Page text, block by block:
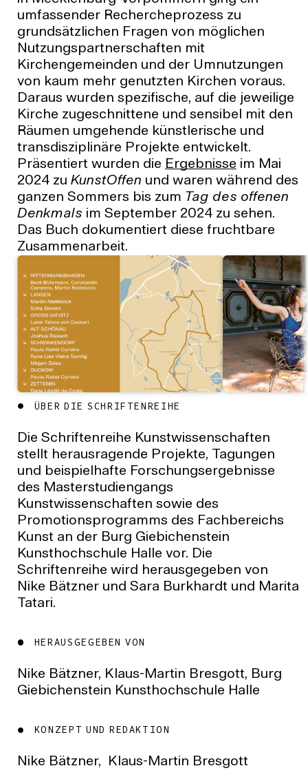
umfassender Rechercheprozess zu
grundsätzlichen Fragen von möglichen
Nutzungspartnerschaften mit
Kirchengemeinden und der Umnutzungen
von kaum mehr genutzten Kirchen voraus.
Daraus wurden spezifische, auf die jeweilige
Kirche zugeschnittene und sensibel mit den
Räumen umgehende künstlerische und
transdisziplinäre Projekte entwickelt.
Präsentiert wurden die Ergebnisse im Mai
2024 zu KunstOffen und waren während des
ganzen Sommers bis zum Tag des offenen
Denkmals im September 2024 zu sehen.
Das Buch dokumentiert diese fruchtbare
Zusammenarbeit.
ÜBER DIE SCHRIFTENREIHE
Die Schriftenreihe Kunstwissenschaften
stellt herausragende Projekte, Tagungen
und beispielhafte Forschungsergebnisse
des Masterstudiengangs
Kunstwissenschaften sowie des
Promotionsprogramms des Fachbereichs
Kunst an der Burg Giebichenstein
Kunsthochschule Halle vor. Die
Schriftenreihe wird herausgegeben von
Nike Bätzner und Sara Burkhardt und Marita
Tatari.
HERAUSGEGEBEN VON
Nike Bätzner, Klaus-Martin Bresgott, Burg
Giebichenstein Kunsthochschule Halle
KONZEPT UND REDAKTION
Nike Bätzner, Klaus-Martin Bresgott